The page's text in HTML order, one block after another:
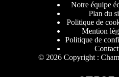
Notre équipe
Plan du
Politique de
Mention
Politique de
Contact
© 2026 Copyright :